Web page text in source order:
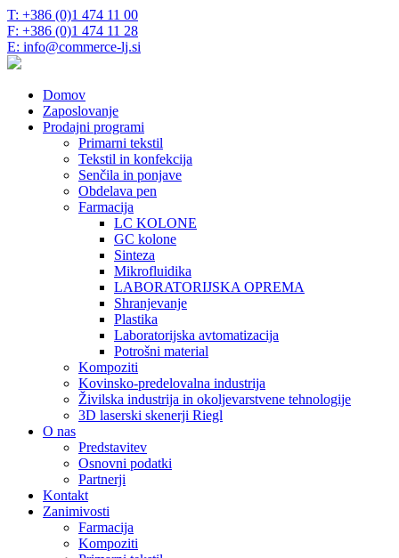
T: +386 (0)1 474 11 00
F: +386 (0)1 474 11 28
E: info@commerce-lj.si
Domov
Zaposlovanje
Prodajni programi
Primarni tekstil
Tekstil in konfekcija
Senčila in ponjave
Obdelava pen
Farmacija
LC KOLONE
GC kolone
Sinteza
Mikrofluidika
LABORATORIJSKA OPREMA
Shranjevanje
Plastika
Laboratorijska avtomatizacija
Potrošni material
Kompoziti
Kovinsko-predelovalna industrija
Živilska industrija in okoljevarstvene tehnologije
3D laserski skenerji Riegl
O nas
Predstavitev
Osnovni podatki
Partnerji
Kontakt
Zanimivosti
Farmacija
Kompoziti